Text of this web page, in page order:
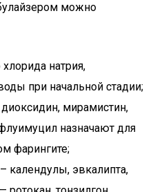
можно
натрия,
при начальной стадии;
мирамистин,
назначают для
фарингите;
календулы, эвкалипта,